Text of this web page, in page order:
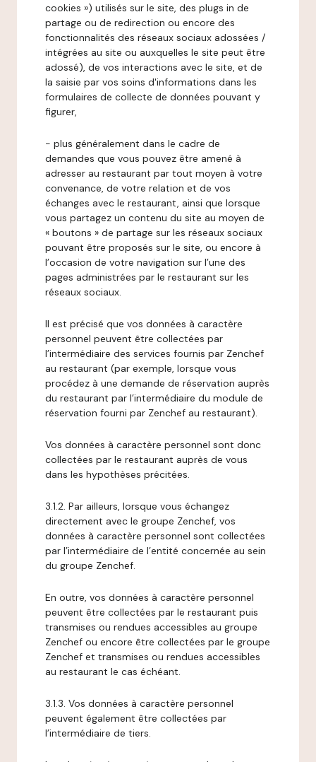
cookies ») utilisés sur le site, des plugs in de
partage ou de redirection ou encore des
fonctionnalités des réseaux sociaux adossées /
intégrées au site ou auxquelles le site peut être
adossé), de vos interactions avec le site, et de
la saisie par vos soins d'informations dans les
formulaires de collecte de données pouvant y
figurer,
- plus généralement dans le cadre de
demandes que vous pouvez être amené à
adresser au restaurant par tout moyen à votre
convenance, de votre relation et de vos
échanges avec le restaurant, ainsi que lorsque
vous partagez un contenu du site au moyen de
« boutons » de partage sur les réseaux sociaux
pouvant être proposés sur le site, ou encore à
l’occasion de votre navigation sur l’une des
pages administrées par le restaurant sur les
réseaux sociaux.
Il est précisé que vos données à caractère
personnel peuvent être collectées par
l’intermédiaire des services fournis par Zenchef
au restaurant (par exemple, lorsque vous
procédez à une demande de réservation auprès
du restaurant par l’intermédiaire du module de
réservation fourni par Zenchef au restaurant).
Vos données à caractère personnel sont donc
collectées par le restaurant auprès de vous
dans les hypothèses précitées.
3.1.2. Par ailleurs, lorsque vous échangez
directement avec le groupe Zenchef, vos
données à caractère personnel sont collectées
par l’intermédiaire de l’entité concernée au sein
du groupe Zenchef.
En outre, vos données à caractère personnel
peuvent être collectées par le restaurant puis
transmises ou rendues accessibles au groupe
Zenchef ou encore être collectées par le groupe
Zenchef et transmises ou rendues accessibles
au restaurant le cas échéant.
3.1.3. Vos données à caractère personnel
peuvent également être collectées par
l’intermédiaire de tiers.